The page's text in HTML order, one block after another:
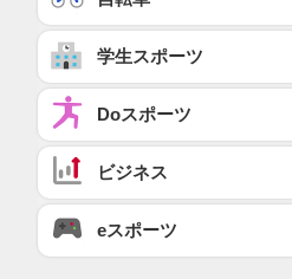
学生スポーツ
Doスポーツ
ビジネス
eスポーツ